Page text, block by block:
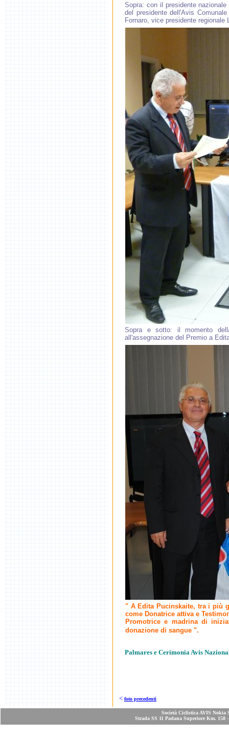
Sopra: con il presidente
del presidente dell'Avis
Fornaro, vice presidente regionale
Sopra e sotto: il momento
all'assegnazione del Premio a
" A Edita Pucinskaite, tra i più
come Donatrice attiva e
Promotrice e madrina di
donazione di sangue ".
Palmares e Cerimonia Avis
< foto precedenti
Società Ciclistica AVIS Nokia
Strada SS 11 Padana Superiore Km. 158